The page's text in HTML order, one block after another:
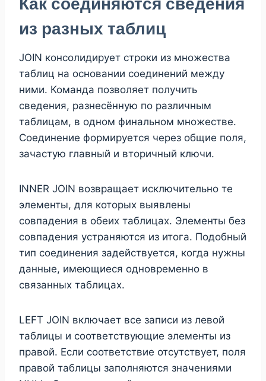
из разных таблиц
JOIN консолидирует строки из множества
таблиц на основании соединений между
ними. Команда позволяет получить
сведения, разнесённую по различным
таблицам, в одном финальном множестве.
Соединение формируется через общие поля,
зачастую главный и вторичный ключи.
INNER JOIN возвращает исключительно те
элементы, для которых выявлены
совпадения в обеих таблицах. Элементы без
совпадения устраняются из итога. Подобный
тип соединения задействуется, когда нужны
данные, имеющиеся одновременно в
связанных таблицах.
LEFT JOIN включает все записи из левой
таблицы и соответствующие элементы из
правой. Если соответствие отсутствует, поля
правой таблицы заполняются значениями